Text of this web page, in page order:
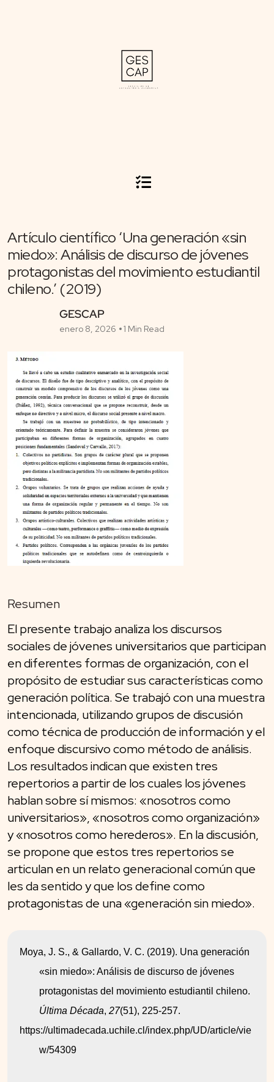
Artículo científico ‘Una generación «sin
miedo»: Análisis de discurso de jóvenes
protagonistas del movimiento estudiantil
chileno.’ (2019)
GESCAP
enero 8, 2026 1 Min Read
Resumen
El presente trabajo analiza los discursos
sociales de jóvenes universitarios que participan
en diferentes formas de organización, con el
propósito de estudiar sus características como
generación política. Se trabajó con una muestra
intencionada, utilizando grupos de discusión
como técnica de producción de información y el
enfoque discursivo como método de análisis.
Los resultados indican que existen tres
repertorios a partir de los cuales los jóvenes
hablan sobre sí mismos: «nosotros como
universitarios», «nosotros como organización»
y «nosotros como herederos». En la discusión,
se propone que estos tres repertorios se
articulan en un relato generacional común que
les da sentido y que los define como
protagonistas de una «generación sin miedo».
Moya, J. S., & Gallardo, V. C. (2019). Una generación
«sin miedo»: Análisis de discurso de jóvenes
Última Década, 27(51), 225-257.
https://ultimadecada.uchile.cl/index.php/UD/article/vie
w/54309